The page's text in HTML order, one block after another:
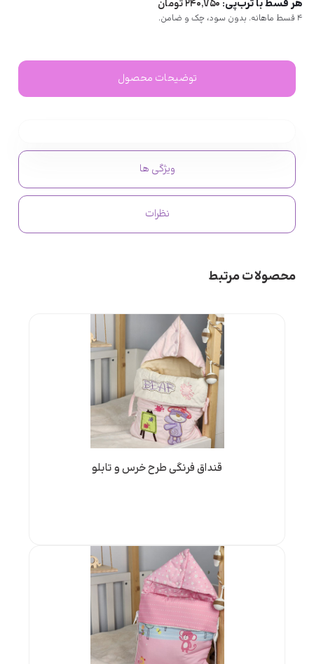
هر قسط با ترب‌پی: ۲۴۰,۷۵۰تومان
۴ قسط ماهانه. بدون سود، چک و ضامن.
توضیحات محصول
ویژگی ها
نظرات
محصولات مرتبط
قنداق فرنگی طرح خرس و تابلو